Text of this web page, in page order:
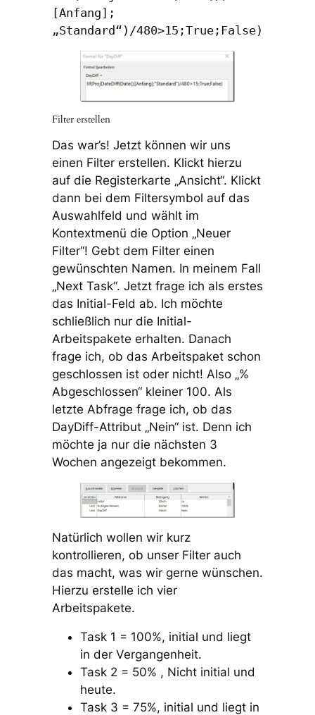
[Anfang];
„Standard“)/480>15;True;False)
Filter erstellen
Das war’s! Jetzt können wir uns
einen Filter erstellen. Klickt hierzu
auf die Registerkarte „Ansicht“. Klickt
dann bei dem Filtersymbol auf das
Auswahlfeld und wählt im
Kontextmenü die Option „Neuer
Filter“! Gebt dem Filter einen
gewünschten Namen. In meinem Fall
„Next Task“. Jetzt frage ich als erstes
das Initial-Feld ab. Ich möchte
schließlich nur die Initial-
Arbeitspakete erhalten. Danach
frage ich, ob das Arbeitspaket schon
geschlossen ist oder nicht! Also „%
Abgeschlossen“ kleiner 100. Als
letzte Abfrage frage ich, ob das
DayDiff-Attribut „Nein“ ist. Denn ich
möchte ja nur die nächsten 3
Wochen angezeigt bekommen.
Natürlich wollen wir kurz
kontrollieren, ob unser Filter auch
das macht, was wir gerne wünschen.
Hierzu erstelle ich vier
Arbeitspakete.
Task 1 = 100%, initial und liegt
in der Vergangenheit.
Task 2 = 50% , Nicht initial und
heute.
Task 3 = 75%, initial und liegt in